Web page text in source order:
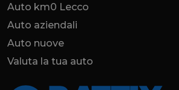
Auto km0 Lecco
Auto aziendali
Auto nuove
Valuta la tua auto